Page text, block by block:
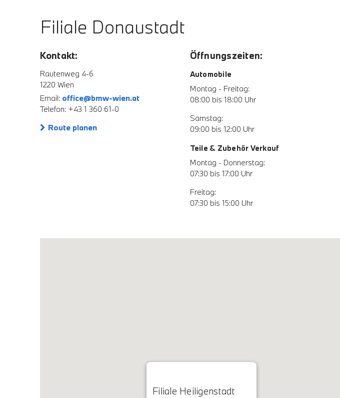
Filiale Donaustadt
Kontakt:
Rautenweg 4-6
1220 Wien
Email: office@bmw-wien.at
Telefon: +43 1 360 61-0
Route planen
Öffnungszeiten:
Automobile
Montag - Freitag:
08:00 bis 18:00 Uhr
Samstag:
09:00 bis 12:00 Uhr
Teile & Zubehör Verkauf
Montag - Donnerstag:
07:30 bis 17:00 Uhr
Freitag:
07:30 bis 15:00 Uhr
Filiale Heiligenstadt